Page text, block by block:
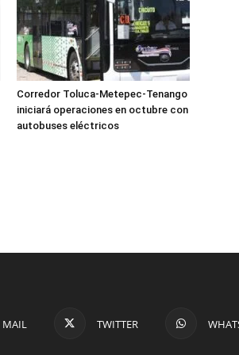
Corredor Toluca-Metepec-Tenango
iniciará operaciones en octubre con
autobuses eléctricos
MAIL TWITTER